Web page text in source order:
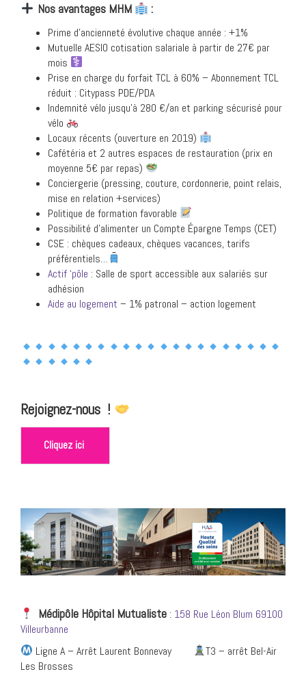
Nos avantages MHM :
Prime d’ancienneté évolutive chaque année : +1%
Mutuelle AESIO cotisation salariale à partir de 27€ par
mois
Prise en charge du forfait TCL à 60% – Abonnement TCL
réduit : Citypass PDE/PDA
Indemnité vélo jusqu’à 280 €/an et parking sécurisé pour
vélo
Locaux récents (ouverture en 2019)
Cafétéria et 2 autres espaces de restauration (prix en
moyenne 5€ par repas)
Conciergerie (pressing, couture, cordonnerie, point relais,
mise en relation +services)
Politique de formation favorable
Possibilité d’alimenter un Compte Épargne Temps (CET)
CSE : chèques cadeaux, chèques vacances, tarifs
préférentiels…
Actif ‘pôle : Salle de sport accessible aux salariés sur
adhésion
Aide au logement – 1% patronal – action logement
Rejoignez-nous !
Cliquez ici
Médipôle Hôpital Mutualiste : 158 Rue Léon Blum 69100
Villeurbanne
Ligne A – Arrêt Laurent Bonnevay
T3 – arrêt Bel-Air
Les Brosses